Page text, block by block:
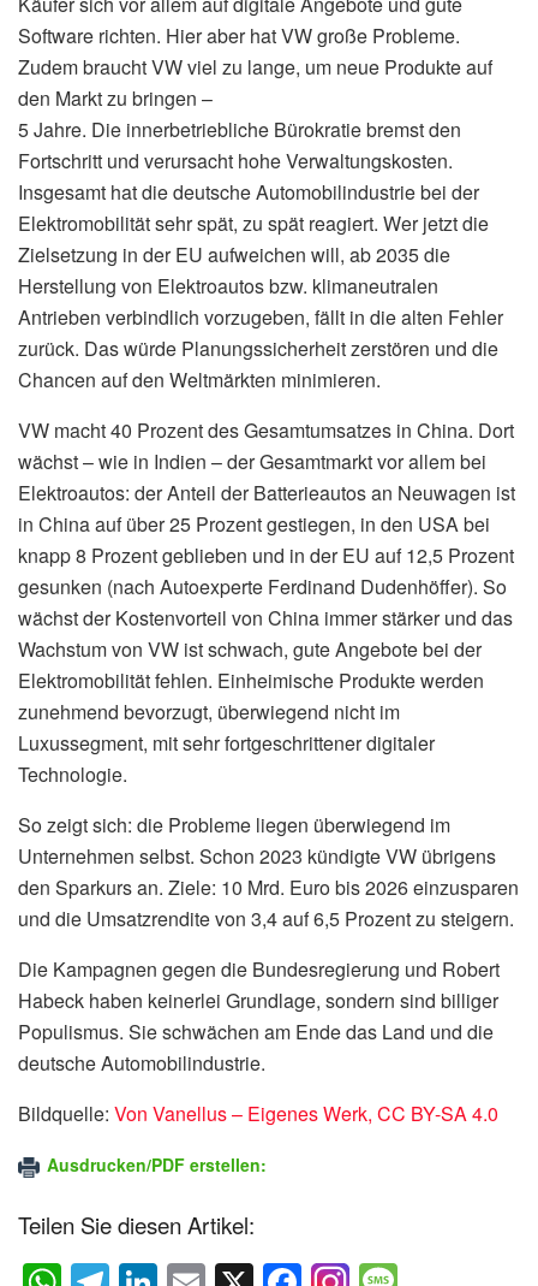
Software richten. Hier aber hat VW große Probleme.
Zudem braucht VW viel zu lange, um neue Produkte auf
den Markt zu bringen –
5 Jahre. Die innerbetriebliche Bürokratie bremst den
Fortschritt und verursacht hohe Verwaltungskosten.
Insgesamt hat die deutsche Automobilindustrie bei der
Elektromobilität sehr spät, zu spät reagiert. Wer jetzt die
Zielsetzung in der EU aufweichen will, ab 2035 die
Herstellung von Elektroautos bzw. klimaneutralen
Antrieben verbindlich vorzugeben, fällt in die alten Fehler
zurück. Das würde Planungssicherheit zerstören und die
Chancen auf den Weltmärkten minimieren.
VW macht 40 Prozent des Gesamtumsatzes in China. Dort
wächst – wie in Indien – der Gesamtmarkt vor allem bei
Elektroautos: der Anteil der Batterieautos an Neuwagen ist
in China auf über 25 Prozent gestiegen, in den USA bei
knapp 8 Prozent geblieben und in der EU auf 12,5 Prozent
gesunken (nach Autoexperte Ferdinand Dudenhöffer). So
wächst der Kostenvorteil von China immer stärker und das
Wachstum von VW ist schwach, gute Angebote bei der
Elektromobilität fehlen. Einheimische Produkte werden
zunehmend bevorzugt, überwiegend nicht im
Luxussegment, mit sehr fortgeschrittener digitaler
Technologie.
So zeigt sich: die Probleme liegen überwiegend im
Unternehmen selbst. Schon 2023 kündigte VW übrigens
den Sparkurs an. Ziele: 10 Mrd. Euro bis 2026 einzusparen
und die Umsatzrendite von 3,4 auf 6,5 Prozent zu steigern.
Die Kampagnen gegen die Bundesregierung und Robert
Habeck haben keinerlei Grundlage, sondern sind billiger
Populismus. Sie schwächen am Ende das Land und die
deutsche Automobilindustrie.
Bildquelle: Von Vanellus – Eigenes Werk, CC BY-SA 4.0
Ausdrucken/PDF erstellen:
Teilen Sie diesen Artikel: